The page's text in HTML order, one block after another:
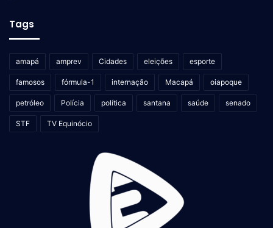
Tags
amapá amprev Cidades eleições esporte
famosos fórmula-1 internação Macapá oiapoque
petróleo Polícia política santana saúde senado
STF TV Equinócio